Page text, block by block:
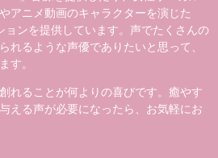
アニメ動画のキャラクターを演じた
ョンを提供しています。声でたくさんの
れるような声優でありたいと思って、
す。
れることが何よりの喜びです。癒やす
える声が必要になったら、お気軽にお